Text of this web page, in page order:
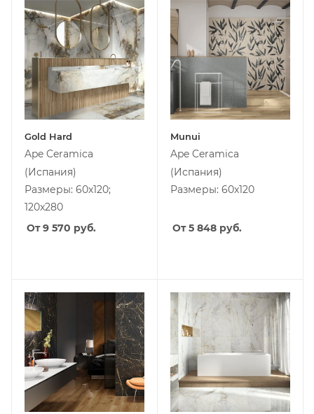
Gold Hard
Ape Ceramica
(Испания)
Размеры: 60x120;
120x280
От 9 570 руб.
Munui
Ape Ceramica
(Испания)
Размеры: 60x120
От 5 848 руб.